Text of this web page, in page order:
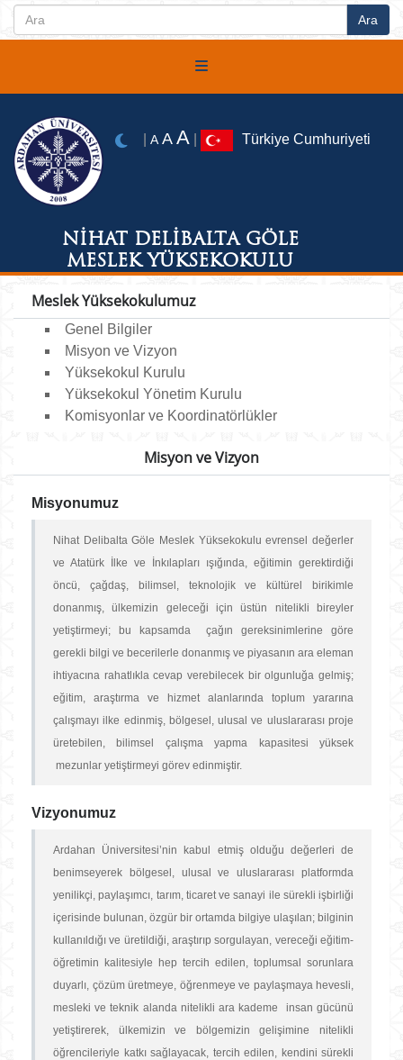
NİHAT DELİBALTA GÖLE
MESLEK YÜKSEKOKULU
A A A Türkiye Cumhuriyeti
Meslek Yüksekokulumuz
Genel Bilgiler
Misyon ve Vizyon
Yüksekokul Kurulu
Yüksekokul Yönetim Kurulu
Komisyonlar ve Koordinatörlükler
Misyon ve Vizyon
Misyonumuz
Nihat Delibalta Göle Meslek Yüksekokulu evrensel değerler
ve Atatürk İlke ve İnkılapları ışığında, eğitimin gerektirdiği
öncü, çağdaş, bilimsel, teknolojik ve kültürel birikimle
donanmış, ülkemizin geleceği için üstün nitelikli bireyler
yetiştirmeyi; bu kapsamda çağın gereksinimlerine göre
gerekli bilgi ve becerilerle donanmış ve piyasanın ara eleman
ihtiyacına rahatlıkla cevap verebilecek bir olgunluğa gelmiş;
eğitim, araştırma ve hizmet alanlarında toplum yararına
çalışmayı ilke edinmiş, bölgesel, ulusal ve uluslararası proje
üretebilen, bilimsel çalışma yapma kapasitesi yüksek
mezunlar yetiştirmeyi görev edinmiştir.
Vizyonumuz
Ardahan Üniversitesi’nin kabul etmiş olduğu değerleri de
benimseyerek bölgesel, ulusal ve uluslararası platformda
yenilikçi, paylaşımcı, tarım, ticaret ve sanayi ile sürekli işbirliği
içerisinde bulunan, özgür bir ortamda bilgiye ulaşılan; bilginin
kullanıldığı ve üretildiği, araştırıp sorgulayan, vereceği eğitim-
öğretimin kalitesiyle hep tercih edilen, toplumsal sorunlara
duyarlı, çözüm üretmeye, öğrenmeye ve paylaşmaya hevesli,
mesleki ve teknik alanda nitelikli ara kademe insan gücünü
yetiştirerek, ülkemizin ve bölgemizin gelişimine nitelikli
öğrencileriyle katkı sağlayacak, tercih edilen, kendini sürekli